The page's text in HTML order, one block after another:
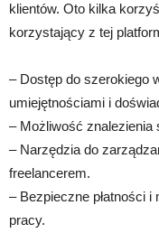
klientów. Oto kilka
korzystający z tej
– Dostęp do szerokiego
umiejętnościami i
– Możliwość znalezienia
– Narzędzia do
freelancerem.
– Bezpieczne płatności
pracy.